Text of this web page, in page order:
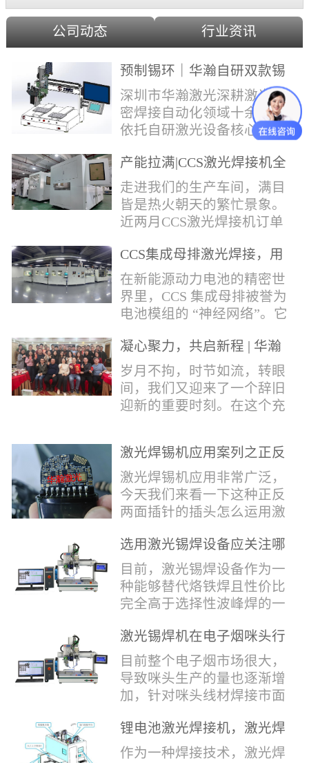
公司动态 行业资讯
预制锡环｜华瀚自研双款锡
环机，实现焊点标准化量产
深圳市华瀚激光深耕激光精
密焊接自动化领域十余年，
依托自研激光设备核心技
环挤压成型机、多功能锡环
卷绕成型机，两套专业锡环
制备设备，预制标准化锡环
搭配激光定点熔锡工艺，从
方位解决精密电子量产焊接
痛点。预制锡环焊接工艺预
制锡环焊接工艺，核心优势
明显：1.锡料定量可控：锡
环设备提前卷绕/挤压成型，
每一枚锡环锡含量标准化，
激光一次性熔融，焊点大
小、锡厚高度统一...
产能拉满|CCS激光焊接机全
力量产冲刺
走进我们的生产车间，满目
皆是热火朝天的繁忙景象。
近两月CCS激光焊接机订单
和，全员火力全开，全力奔
赴交付节点，用硬核产能响
应市场需求，用严苛品质回
馈每一份客户信任。市场认
的技术、高效智能的生产优
势与零缺陷的品控标准，我
们的CCS激光焊接机持续斩
获大量订单，近两月产能全
开、排期紧凑，生产线有序
整机调试、性能检测到成品
CCS集成母排激光焊接，用
微米级工艺守护新能源电池
生命线
在新能源动力电池的精密世
界里，CCS 集成母排被誉为
电池模组的 “神经网络”。它
电，更承载着电压、温度信
号的实时采集，是连接电芯
与BMS电池管理系统的关键
桥梁。而连接这一切的，正
领域十余载，没有华丽的措
辞，只有最朴实的工艺呈
现，为客户解决实实在在的
落地生产难题。决定电池安
全的“微米关卡”随着新能源
汽车与储能市场爆发式增
凝心聚力，共启新程 | 华瀚
激光年度盛典
岁月不拘，时节如流，转眼
间，我们又迎来了一个辞旧
迎新的重要时刻。在这个充
堂，共同回顾了过去一年的
奋斗与辉煌，分享了成功的
喜悦，并对新的一年充满了
无限憧憬。回望过去，铭记
经理尹建中先生发表了振奋
人心的讲话。他首先对全体
员工在过去一年中的辛勤付
出和卓越贡献表示了最衷心
的感谢，并全面回顾了公司
在过去一年里取得的各项成
激光焊锡机应用案列之正反
两面插针焊接
激光焊锡机应用非常广泛，
今天我们来看一下这种正反
两面插针的插头怎么运用激
反两面都有插针的插头，其
焊接的方式还是有一定的难
点的，第一回流焊和自动烙
铁焊都不合适，因为对面一
会烫伤，在加上有干涉，烙
铁头不方便下去，目前在大
多数情况只能采用人工焊
接，目前人工成本贵，流动
性大，焊接的品质也难保
证。 但采用激光...
选用激光锡焊设备应关注哪
些方面
目前，激光锡焊设备作为一
种能够替代烙铁焊且性价比
完全高于选择性波峰焊的一
来越多的企业关注与使用，
那么在选择激光锡焊设备方
面应该关注哪几点哪？
其一，激光锡焊接设备上
动力核心部件，激光器肯定
是锡焊接设备最至关重要的
一环。目前作为激光锡焊接
激光锡焊机在电子烟咪头行
业的应用
目前整个电子烟市场很大，
导致咪头生产的量也逐渐增
加，针对咪头线材焊接市面
统烙铁焊接，优势价格便
宜，咪头焊接自动化生产线
锂电池激光焊接机，激光焊
锡机厂家如何选？
作为一种焊接技术，激光焊